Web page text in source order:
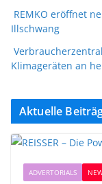
REMKO eröffnet
Illschwang
Klimageräten an
Aktuelle
ADVERTORIALS